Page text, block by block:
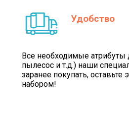
Удобство
Все необходимые атрибуты
пылесос и т.д.) наши
заранее покупать,
набором!